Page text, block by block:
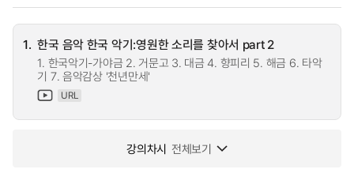
1. 한국 음악 한국 악기:영원한 소리를 찾아서 part 2
1. 한국악기-가야금 2. 거문고 3. 대금 4. 향피리 5. 해금 6. 타악
기 7. 음악감상 '천년만세'
URL
강의차시 전체보기